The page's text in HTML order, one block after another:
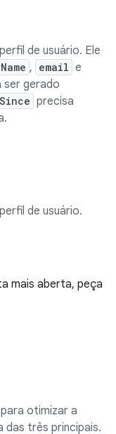
de usuário. Ele
, email e
ser gerado
precisa
de usuário.
mais aberta, peça
otimizar a
das três principais.